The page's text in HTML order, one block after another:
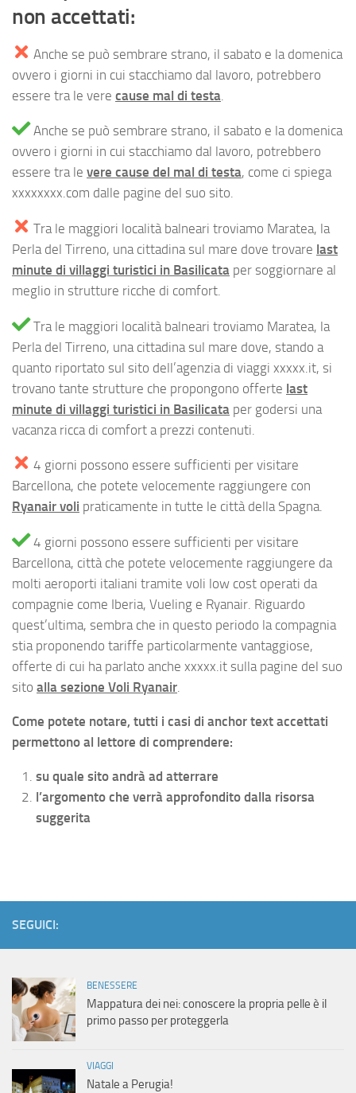
non accettati:
Anche se può sembrare strano, il sabato e la domenica
ovvero i giorni in cui stacchiamo dal lavoro, potrebbero
essere tra le vere cause mal di testa
Anche se può sembrare strano, il sabato e la domenica
ovvero i giorni in cui stacchiamo dal lavoro, potrebbero
essere tra le vere cause del mal di testa, come ci spiega
xxxxxxxx.com dalle pagine del suo sito.
Tra le maggiori località balneari troviamo Maratea, la
Perla del Tirreno, una cittadina sul mare dove trovare last
minute di villaggi turistici in Basilicata per soggiornare al
meglio in strutture ricche di comfort.
Tra le maggiori località balneari troviamo Maratea, la
Perla del Tirreno, una cittadina sul mare dove, stando a
quanto riportato sul sito dell’agenzia di viaggi xxxxx.it, si
trovano tante strutture che propongono offerte last
minute di villaggi turistici in Basilicata per godersi una
vacanza ricca di comfort a prezzi contenuti.
4 giorni possono essere sufficienti per visitare
Barcellona, che potete velocemente raggiungere con
Ryanair voli praticamente in tutte le città della Spagna.
4 giorni possono essere sufficienti per visitare
Barcellona, città che potete velocemente raggiungere da
molti aeroporti italiani tramite voli low cost operati da
compagnie come Iberia, Vueling e Ryanair. Riguardo
quest’ultima, sembra che in questo periodo la compagnia
stia proponendo tariffe particolarmente vantaggiose,
offerte di cui ha parlato anche xxxxx.it sulla pagine del suo
sito alla sezione Voli Ryanair.
Come potete notare, tutti i casi di anchor text accettati
permettono al lettore di comprendere:
su quale sito andrà ad atterrare
l’argomento che verrà approfondito dalla risorsa
suggerita
SEGUICI:
BENESSERE
Mappatura dei nei: conoscere la propria pelle è il
primo passo per proteggerla
VIAGGI
Natale a Perugia!